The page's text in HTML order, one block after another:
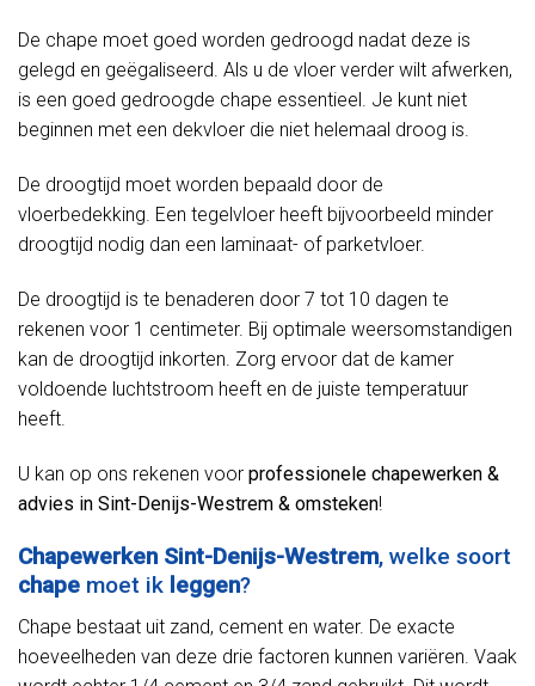
De chape moet goed worden gedroogd nadat deze is
gelegd en geëgaliseerd. Als u de vloer verder wilt afwerken,
is een goed gedroogde chape essentieel. Je kunt niet
beginnen met een dekvloer die niet helemaal droog is.
De droogtijd moet worden bepaald door de
vloerbedekking. Een tegelvloer heeft bijvoorbeeld minder
droogtijd nodig dan een laminaat- of parketvloer.
De droogtijd is te benaderen door 7 tot 10 dagen te
rekenen voor 1 centimeter. Bij optimale weersomstandigen
kan de droogtijd inkorten. Zorg ervoor dat de kamer
voldoende luchtstroom heeft en de juiste temperatuur
heeft.
U kan op ons rekenen voor professionele chapewerken &
advies in Sint-Denijs-Westrem & omsteken!
Chapewerken Sint-Denijs-Westrem, welke soort
chape moet ik leggen?
Chape bestaat uit zand, cement en water. De exacte
hoeveelheden van deze drie factoren kunnen variëren. Vaak